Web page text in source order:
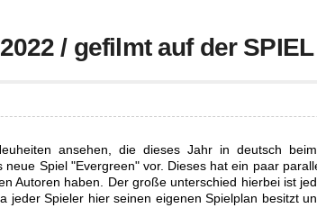
/ gefilmt auf der
ansehen, die dieses Jahr in deutsch
Spiel "Evergreen" vor. Dieses hat ein paar
Autoren haben. Der große unterschied hierbei ist
Spieler hier seinen eigenen Spielplan besitzt